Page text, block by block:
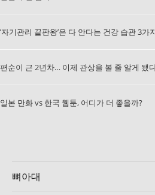
’자기관리 끝판왕’은 다 안다는 건강 습관 3가
편순이 근 2년차… 이제 관상을 볼 줄 알게 됐
일본 만화 vs 한국 웹툰, 어디가 더 좋을까?
뼈아대